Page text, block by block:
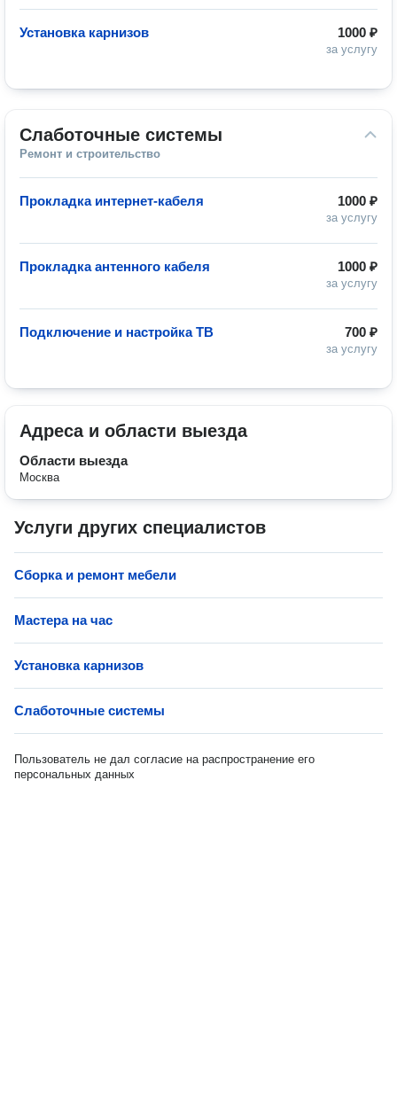
1000 ₽
за услугу
Установка карнизов
Слаботочные системы
Ремонт и строительство
1000 ₽
за услугу
Прокладка интернет-кабеля
1000 ₽
за услугу
Прокладка антенного кабеля
700 ₽
за услугу
Подключение и настройка ТВ
Адреса и области выезда
Области выезда
Москва
Услуги других специалистов
Сборка и ремонт мебели
Мастера на час
Установка карнизов
Слаботочные системы
Пользователь не дал согласие на распространение его
персональных данных